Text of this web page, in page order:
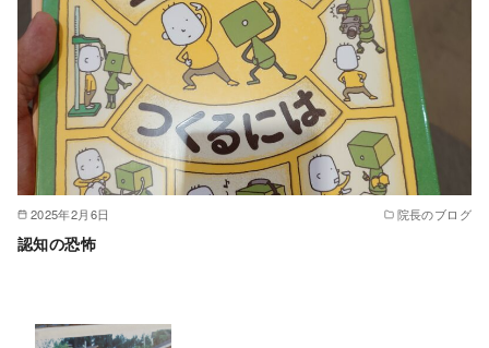
2025年2月6日 院長のブログ
認知の恐怖